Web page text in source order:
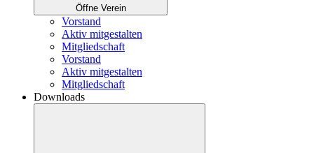
Öffne Verein
Vorstand
Aktiv mitgestalten
Mitgliedschaft
Vorstand
Aktiv mitgestalten
Mitgliedschaft
Downloads